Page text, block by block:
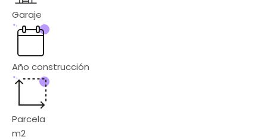
Garaje
Año construcción
Parcela
m2